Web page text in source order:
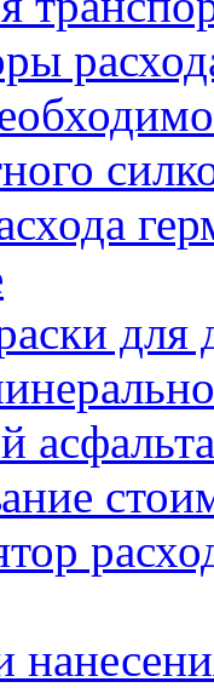
асфальта